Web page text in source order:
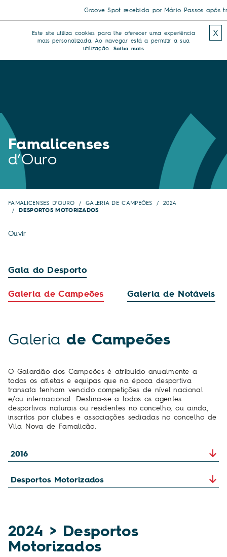
Groove Spot recebida por Mário Passos após
Este site utiliza cookies para lhe oferecer uma experiência
mais personalizada. Ao navegar está a permitir a sua
utilização. Saiba mais
X
Famalicenses
d’Ouro
FAMALICENSES D’OURO GALERIA DE CAMPEÕES 2024
DESPORTOS MOTORIZADOS
Ouvir
Gala do Desporto
Galeria de Campeões
Galeria de Notáveis
Galeria de Campeões
O Galardão dos Campeões é atribuído anualmente a
todos os atletas e equipas que na época desportiva
transata tenham vencido competições de nível nacional
e/ou internacional. Destina-se a todos os agentes
desportivos naturais ou residentes no concelho, ou ainda,
inscritos por clubes e associações sediadas no concelho de
Vila Nova de Famalicão.
2024 > Desportos
Motorizados